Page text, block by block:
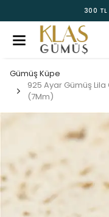
300 TL
Gümüş Küpe
925 Ayar Gümüş Lila
(7Mm)